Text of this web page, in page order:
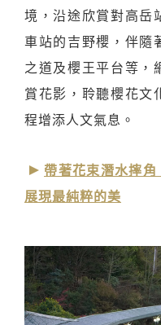
境，沿途欣賞對高岳
車站的吉野櫻，伴隨
之道及櫻王平台等，
賞花影，聆聽櫻花文
程增添人文氣息。
帶著花束潛水摔
展現最純粹的美